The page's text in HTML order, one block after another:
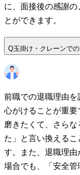
に、面接後の感謝
とができます。
Q玉掛け・クレーンで
前職での退職理由を
心がけることが重
磨きたくて、さら
た」と言い換えるこ
す。また、退職理由
場合でも、「安全